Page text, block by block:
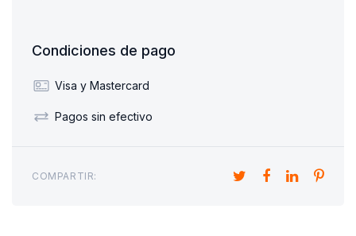
Condiciones de pago
Visa y Mastercard
Pagos sin efectivo
COMPARTIR: